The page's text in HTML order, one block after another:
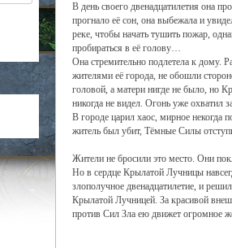
В день своего двенадцатилетия она
прогнало её сон, она выбежала и
реке, чтобы начать тушить пожар,
пробираться в её голову…
Она стремительно подлетела к дому.
жителями её города, не обошли
головой, а матери нигде не было, но
никогда не видел. Огонь уже
В городе царил хаос, мирное некогда
житель был убит, Тёмные Силы
Жители не бросили это место. Они
Но в сердце Крылатой Лучницы
злополучное двенадцатилетие, и
Крылатой Лучницей. За красивой
против Сил Зла ею движет огромное